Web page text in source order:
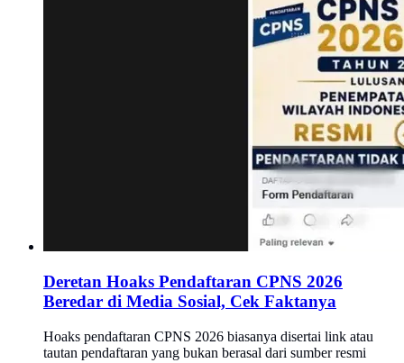
Deretan Hoaks Pendaftaran CPNS 2026
Beredar di Media Sosial, Cek Faktanya
Hoaks pendaftaran CPNS 2026 biasanya disertai link atau
tautan pendaftaran yang bukan berasal dari sumber resmi